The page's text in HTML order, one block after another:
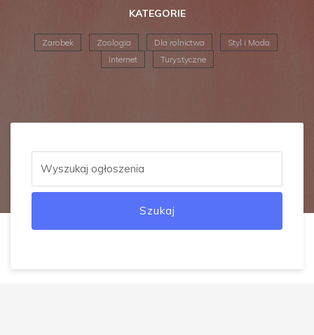
KATEGORIE
Zarobek Zoologia Dla rolnictwa
Styl i Moda
Internet
Turystyczne
Szukaj